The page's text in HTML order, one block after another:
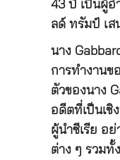
43 ปี เป็นผู้อ
ลด์ ทรัมป์ เส
นาง
การทำงานข
ตัวของนาง
อดีตที่เป็นเชิ
ผู้นำซีเรีย อ
ต่าง ๆ รวม